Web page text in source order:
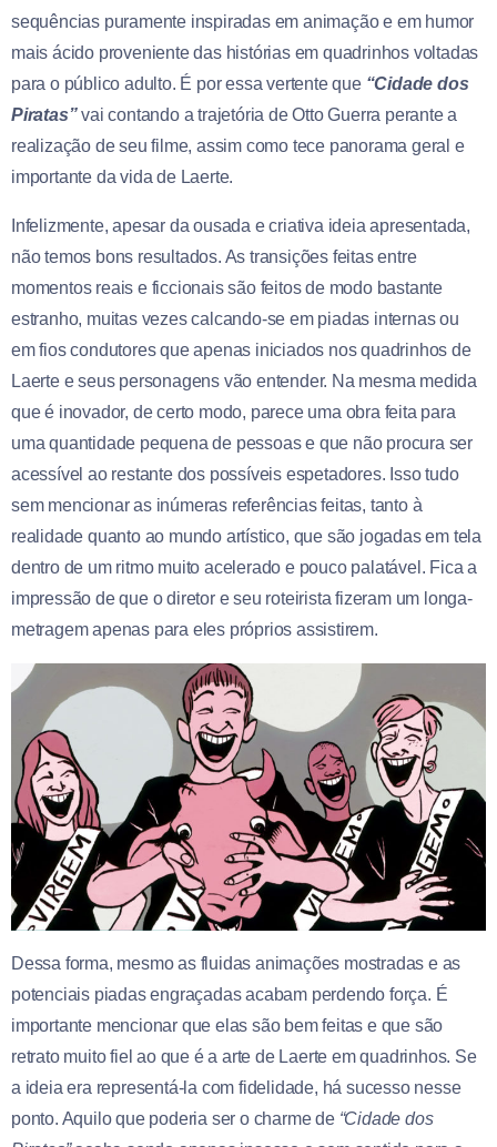
sequências puramente inspiradas em animação e em humor
mais ácido proveniente das histórias em quadrinhos voltadas
para o público adulto. É por essa vertente que “Cidade dos
Piratas”vai contando a trajetória de Otto Guerra perante a
realização de seu filme, assim como tece panorama geral e
importante da vida de Laerte.
Infelizmente, apesar da ousada e criativa ideia apresentada,
não temos bons resultados. As transições feitas entre
momentos reais e ficcionais são feitos de modo bastante
estranho, muitas vezes calcando-se em piadas internas ou
em fios condutores que apenas iniciados nos quadrinhos de
Laerte e seus personagens vão entender. Na mesma medida
que é inovador, de certo modo, parece uma obra feita para
uma quantidade pequena de pessoas e que não procura ser
acessível ao restante dos possíveis espetadores. Isso tudo
sem mencionar as inúmeras referências feitas, tanto à
realidade quanto ao mundo artístico, que são jogadas em tela
dentro de um ritmo muito acelerado e pouco palatável. Fica a
impressão de que o diretor e seu roteirista fizeram um longa-
metragem apenas para eles próprios assistirem.
Dessa forma, mesmo as fluidas animações mostradas e as
potenciais piadas engraçadas acabam perdendo força. É
importante mencionar que elas são bem feitas e que são
retrato muito fiel ao que é a arte de Laerte em quadrinhos. Se
a ideia era representá-la com fidelidade, há sucesso nesse
ponto. Aquilo que poderia ser o charme de “Cidade dos